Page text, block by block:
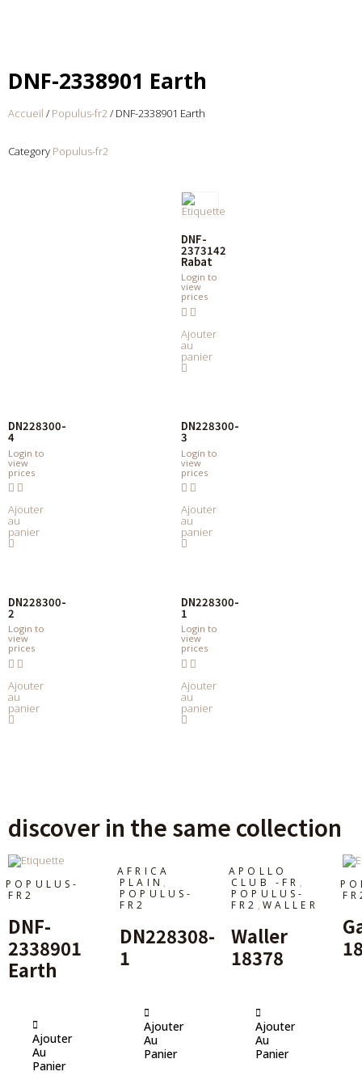
DNF-2338901 Earth
Accueil / Populus-fr2/ DNF-2338901 Earth
Category Populus-fr2
DNF-
2373142
Rabat
Login to
view
prices
Ajouter
au
panier
DN228300-
4
Login to
view
prices
Ajouter
au
panier
DN228300-
3
Login to
view
prices
Ajouter
au
panier
DN228300-
2
Login to
view
prices
Ajouter
au
panier
DN228300-
1
Login to
view
prices
Ajouter
au
panier
discover in the same collection
POPULUS-
FR2
DNF-
2338901
Earth
Ajouter
Au
Panier
AFRICA
PLAIN
POPULUS-
FR2
DN228308-
1
Ajouter
Au
Panier
APOLLO
CLUB -FR
POPULUS-
FR2
WALLER
Waller
18378
Ajouter
Au
Panier